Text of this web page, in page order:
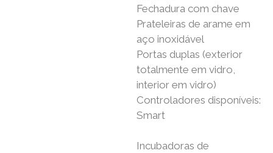
Fechadura com chave
Prateleiras de arame em
aço inoxidável
Portas duplas (exterior
totalmente em vidro,
interior em vidro)
Controladores disponíveis:
Smart
Incubadoras de